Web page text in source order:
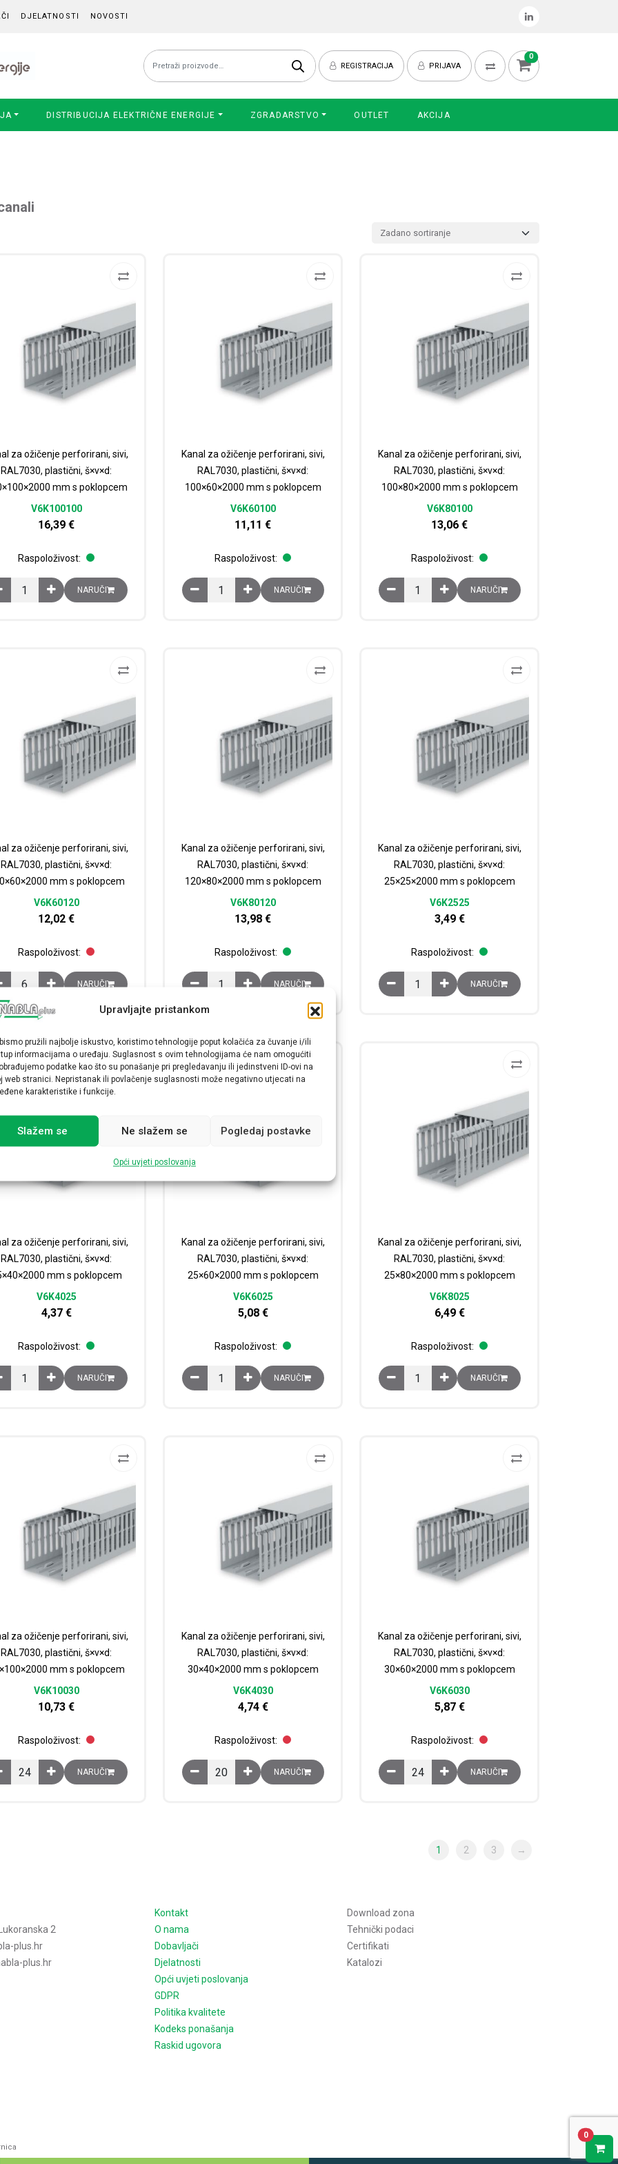
Upravljajte pristankom
bismo pružili najbolje iskustvo, koristimo tehnologije poput kolačića za čuvanje i/ili
informacijama o uređaju. Suglasnost s ovim tehnologijama će nam omogućiti
podatke kao što su ponašanje pri pregledavanju ili jedinstveni ID-ovi na
web stranici. Nepristanak ili povlačenje suglasnosti može negativno utjecati na
karakteristike i funkcije.
Slažem se Ne slažem se Pogledaj postavke
Opći uvjeti poslovanja
DJELATNOSTI NOVOSTI
Pretraži:
REGISTRACIJA PRIJAVA
0
DISTRIBUCIJA ELEKTRIČNE ENERGIJE ZGRADARSTVO OUTLET AKCIJA
za ožičenje perforirani, sivi,
RAL7030, plastični, š×v×d:
mm s poklopcem
V6K100100
16,39 €
Raspoloživost:
Kanal za ožičenje perforirani, sivi, RAL7030, plastični, š×v×d: 100×100×2000 mm s poklopcem količina
NARUČI
Kanal za ožičenje perforirani, sivi,
RAL7030, plastični, š×v×d:
100×60×2000 mm s poklopcem
V6K60100
11,11 €
Raspoloživost:
Kanal za ožičenje perforirani, sivi, RAL7030, plastični, š×v×d: 100×60×2000 mm s poklopcem
NARUČI
Kanal za ožičenje perforirani, sivi,
RAL7030, plastični, š×v×d:
100×80×2000 mm s poklopcem
V6K80100
13,06 €
Raspoloživost:
Kanal za ožičenje perforirani, sivi, RAL7030,
NARUČI
za ožičenje perforirani, sivi,
RAL7030, plastični, š×v×d:
mm s poklopcem
V6K60120
12,02 €
Raspoloživost:
Kanal za ožičenje perforirani, sivi, RAL7030, plastični, š×v×d: 120×60×2000 mm s poklopcem količina
NARUČI
Kanal za ožičenje perforirani, sivi,
RAL7030, plastični, š×v×d:
120×80×2000 mm s poklopcem
V6K80120
13,98 €
Raspoloživost:
Kanal za ožičenje perforirani, sivi, RAL7030, plastični, š×v×d: 120×80×2000 mm s poklopcem
NARUČI
Kanal za ožičenje perforirani, sivi,
RAL7030, plastični, š×v×d:
25×25×2000 mm s poklopcem
V6K2525
3,49 €
Raspoloživost:
Kanal za ožičenje perforirani, sivi, RAL7030,
NARUČI
za ožičenje perforirani, sivi,
RAL7030, plastični, š×v×d:
mm s poklopcem
V6K4025
4,37 €
Raspoloživost:
Kanal za ožičenje perforirani, sivi, RAL7030, plastični, š×v×d: 25×40×2000 mm s poklopcem količina
NARUČI
Kanal za ožičenje perforirani, sivi,
RAL7030, plastični, š×v×d:
25×60×2000 mm s poklopcem
V6K6025
5,08 €
Raspoloživost:
Kanal za ožičenje perforirani, sivi, RAL7030, plastični, š×v×d: 25×60×2000 mm s poklopcem
NARUČI
Kanal za ožičenje perforirani, sivi,
RAL7030, plastični, š×v×d:
25×80×2000 mm s poklopcem
V6K8025
6,49 €
Raspoloživost:
Kanal za ožičenje perforirani, sivi, RAL7030,
NARUČI
za ožičenje perforirani, sivi,
RAL7030, plastični, š×v×d:
mm s poklopcem
V6K10030
10,73 €
Raspoloživost:
Kanal za ožičenje perforirani, sivi, RAL7030, plastični, š×v×d: 30×100×2000 mm s poklopcem količina
NARUČI
Kanal za ožičenje perforirani, sivi,
RAL7030, plastični, š×v×d:
30×40×2000 mm s poklopcem
V6K4030
4,74 €
Raspoloživost:
Kanal za ožičenje perforirani, sivi, RAL7030, plastični, š×v×d: 30×40×2000 mm s poklopcem
NARUČI
Kanal za ožičenje perforirani, sivi,
RAL7030, plastični, š×v×d:
30×60×2000 mm s poklopcem
V6K6030
5,87 €
Raspoloživost:
Kanal za ožičenje perforirani, sivi, RAL7030,
NARUČI
1 2 3 →
2
plus.hr
plus.hr
Kontakt
O nama
Dobavljači
Djelatnosti
Opći uvjeti poslovanja
GDPR
Politika kvalitete
Kodeks ponašanja
Raskid ugovora
Download zona
Tehnički podaci
Certifikati
Katalozi
0